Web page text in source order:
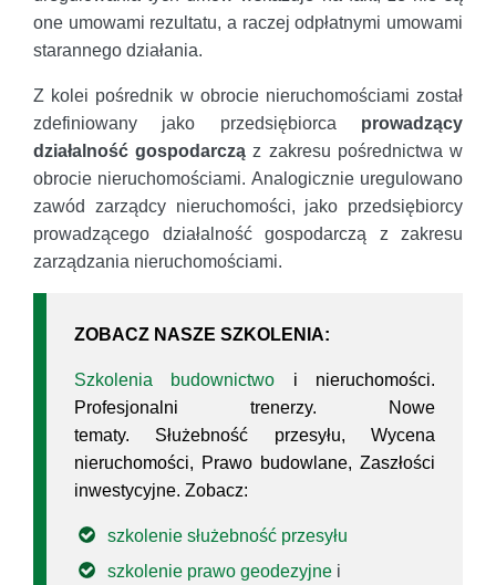
one umowami rezultatu, a raczej odpłatnymi umowami
starannego działania.
Z kolei pośrednik w obrocie nieruchomościami został
zdefiniowany jako przedsiębiorca prowadzący
działalność gospodarczą z zakresu pośrednictwa w
obrocie nieruchomościami. Analogicznie uregulowano
zawód zarządcy nieruchomości, jako przedsiębiorcy
prowadzącego działalność gospodarczą z zakresu
zarządzania nieruchomościami.
ZOBACZ NASZE SZKOLENIA:
Szkolenia budownictwo i nieruchomości.
Profesjonalni trenerzy. Nowe
tematy. Służebność przesyłu, Wycena
nieruchomości, Prawo budowlane, Zaszłości
inwestycyjne. Zobacz:
szkolenie służebność przesyłu
szkolenie prawo geodezyjne i